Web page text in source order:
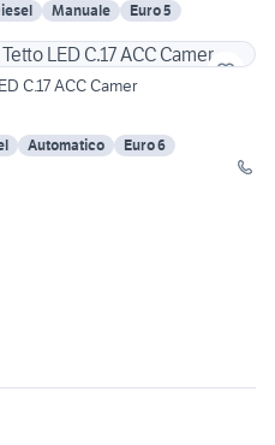
Manuale
Euro 5
C.17 ACC Camer
Automatico
Euro 6